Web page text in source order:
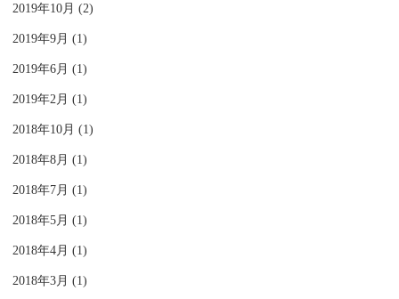
2019年10月 (2)
2019年9月 (1)
2019年6月 (1)
2019年2月 (1)
2018年10月 (1)
2018年8月 (1)
2018年7月 (1)
2018年5月 (1)
2018年4月 (1)
2018年3月 (1)